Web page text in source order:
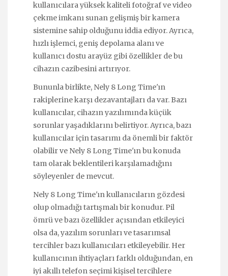
kullanıcılara yüksek kaliteli fotoğraf ve video
çekme imkanı sunan gelişmiş bir kamera
sistemine sahip olduğunu iddia ediyor. Ayrıca,
hızlı işlemci, geniş depolama alanı ve
kullanıcı dostu arayüz gibi özellikler de bu
cihazın cazibesini artırıyor.
Bununla birlikte, Nely 8 Long Time'ın
rakiplerine karşı dezavantajları da var. Bazı
kullanıcılar, cihazın yazılımında küçük
sorunlar yaşadıklarını belirtiyor. Ayrıca, bazı
kullanıcılar için tasarımı da önemli bir faktör
olabilir ve Nely 8 Long Time'ın bu konuda
tam olarak beklentileri karşılamadığını
söyleyenler de mevcut.
Nely 8 Long Time'ın kullanıcıların gözdesi
olup olmadığı tartışmalı bir konudur. Pil
ömrü ve bazı özellikler açısından etkileyici
olsa da, yazılım sorunları ve tasarımsal
tercihler bazı kullanıcıları etkileyebilir. Her
kullanıcının ihtiyaçları farklı olduğundan, en
iyi akıllı telefon seçimi kişisel tercihlere